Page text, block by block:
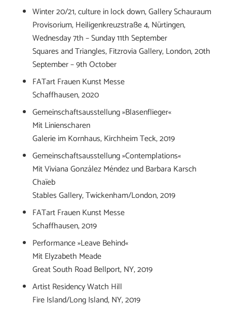
Winter 20/21, culture in lock down, Gallery Schauraum
Provisorium, Heiligenkreuzstraße 4, Nürtingen,
Wednesday 7th – Sunday 11th September
Squares and Triangles, Fitzrovia Gallery, London, 20th
September – 9th October
FATart Frauen Kunst Messe
Schaffhausen, 2020
Gemeinschaftsausstellung »Blasenflieger«
Mit Linienscharen
Galerie im Kornhaus, Kirchheim Teck, 2019
Gemeinschaftsausstellung »Contemplations«
Mit Viviana González Méndez und Barbara Karsch
Chaïeb
Stables Gallery, Twickenham/London, 2019
FATart Frauen Kunst Messe
Schaffhausen, 2019
Performance »Leave Behind«
Mit Elyzabeth Meade
Great South Road Bellport, NY, 2019
Artist Residency Watch Hill
Fire Island/Long Island, NY, 2019